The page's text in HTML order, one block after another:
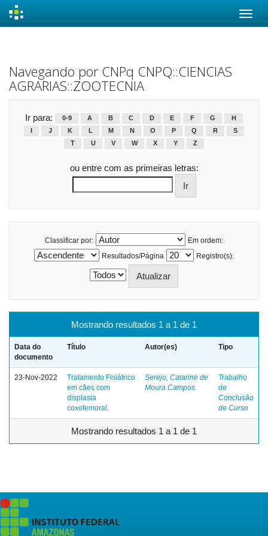
Navegando por CNPq CNPQ::CIENCIAS
AGRARIAS::ZOOTECNIA
Ir para: 0-9 A B C D E F G
H
J K L M N O P Q R
S
T
U V W X Y Z
ou entre com as primeiras letras:
Classificar por:
Em ordem:
Resultados/Página
Registro(s):
Mostrando resultados 1 a 1 de 1
Data do
documento
Título Autor(es) Tipo
23-Nov-2022
Tratamento Fisiátrico
em cães com
displasia
coxofemoral.
Serejo, Catarine de
Moura Campos
Trabalho
de
Conclusão
de Curso
Mostrando resultados 1 a 1 de 1